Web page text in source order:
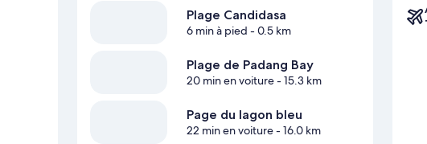
Plage Candidasa
6 min à pied - 0.5 km
Plage de Padang Bay
20 min en voiture- 15.3 km
Page du lagon bleu
22 min en voiture- 16.0 km